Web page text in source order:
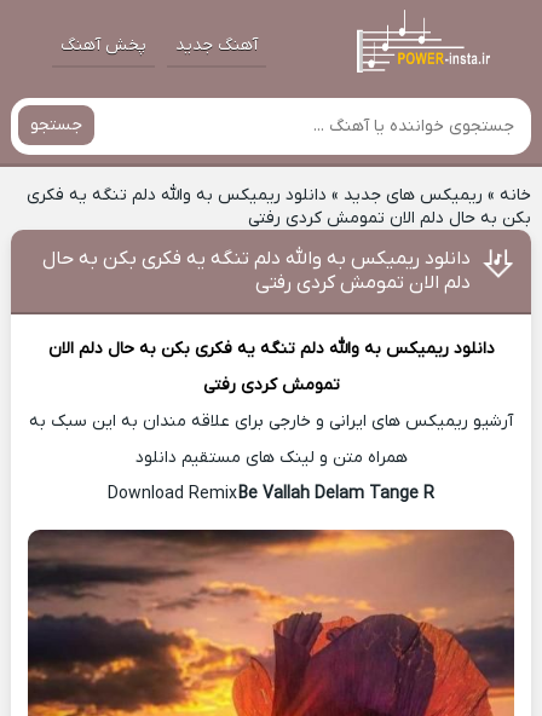
آهنگ جدید پخش آهنگ
جستجو
خانه» ریمیکس های جدید » دانلود ریمیکس به والله دلم تنگه یه فکری
بکن به حال دلم الان تمومش کردی رفتی
دانلود ریمیکس به والله دلم تنگه یه فکری بکن به حال
دلم الان تمومش کردی رفتی
دانلود ریمیکس به والله دلم تنگه یه فکری بکن به حال دلم الان
تمومش کردی رفتی
آرشیو ریمیکس های ایرانی و خارجی برای علاقه مندان به این سبک به
همراه متن و لینک های مستقیم دانلود
Download Remix
Be Vallah Delam Tange R